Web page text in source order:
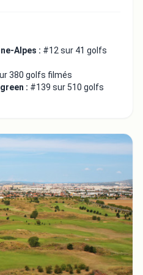
Alpes : #12 sur 41 golfs
380 golfs filmés
: #139 sur 510 golfs